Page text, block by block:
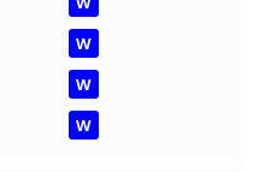
W
W
W